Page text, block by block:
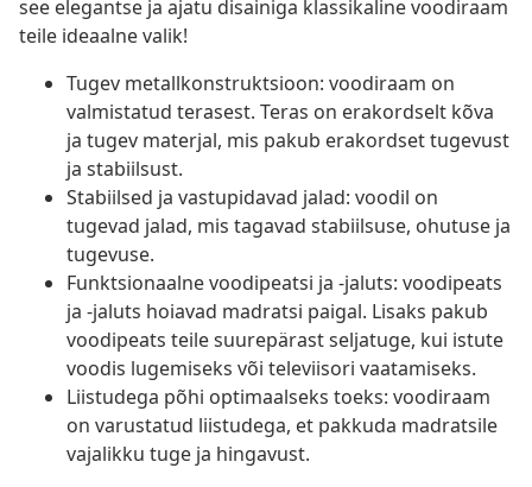
see elegantse ja ajatu disainiga klassikaline voodiraam
teile ideaalne valik!
Tugev metallkonstruktsioon: voodiraam on
valmistatud terasest. Teras on erakordselt kõva
ja tugev materjal, mis pakub erakordset tugevust
ja stabiilsust.
Stabiilsed ja vastupidavad jalad: voodil on
tugevad jalad, mis tagavad stabiilsuse, ohutuse ja
tugevuse.
Funktsionaalne voodipeatsi ja -jaluts: voodipeats
ja -jaluts hoiavad madratsi paigal. Lisaks pakub
voodipeats teile suurepärast seljatuge, kui istute
voodis lugemiseks või televiisori vaatamiseks.
Liistudega põhi optimaalseks toeks: voodiraam
on varustatud liistudega, et pakkuda madratsile
vajalikku tuge ja hingavust.